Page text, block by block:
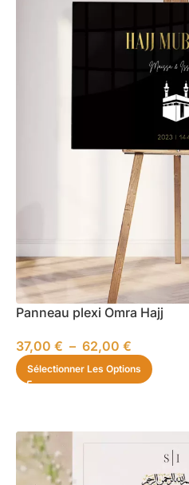
Panneau plexi Omra Hajj
37,00 € – 62,00 €
Sélectionner Les Options